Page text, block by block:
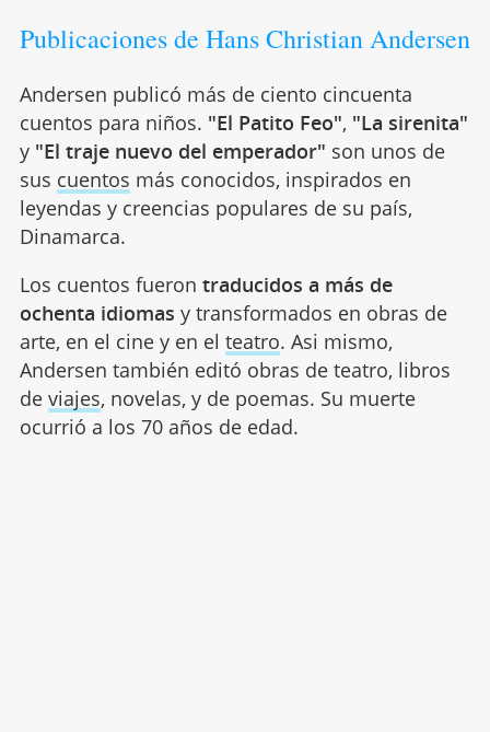
Publicaciones de Hans Christian Andersen
Andersen publicó más de ciento cincuenta
cuentos para niños. "El Patito Feo", "La sirenita"
y "El traje nuevo del emperador" son unos de
sus cuentos más conocidos, inspirados en
leyendas y creencias populares de su país,
Dinamarca.
Los cuentos fueron traducidos a más de
ochenta idiomas y transformados en obras de
arte, en el cine y en el teatro. Asi mismo,
Andersen también editó obras de teatro, libros
de viajes, novelas, y de poemas. Su muerte
ocurrió a los 70 años de edad.